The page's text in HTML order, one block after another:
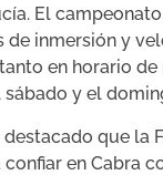
El
de inmersión y
en horario
y el
destacado que la
confiar en Cabra